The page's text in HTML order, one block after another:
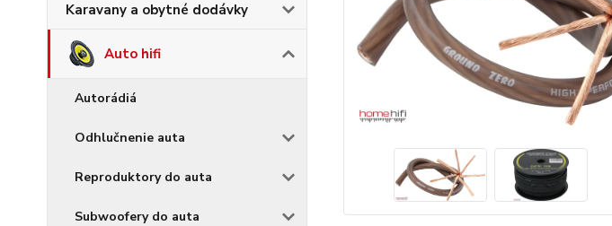
Karavany a obytné dodávky
Auto hifi
Autorádiá
Odhlučnenie auta
Reproduktory do auta
Subwoofery do auta